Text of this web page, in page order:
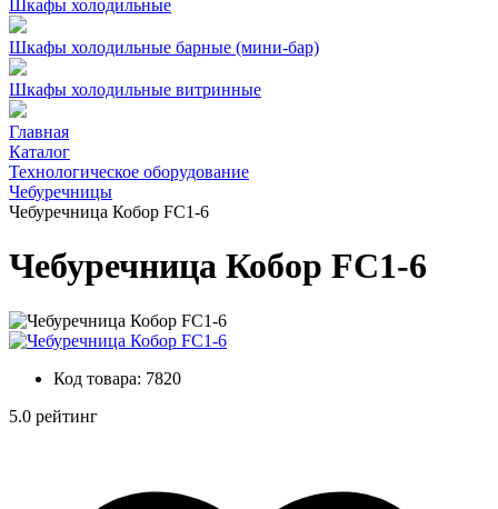
Шкафы холодильные
Шкафы холодильные барные (мини-бар)
Шкафы холодильные витринные
Главная
Каталог
Технологическое оборудование
Чебуречницы
Чебуречница Кобор FC1-6
Чебуречница Кобор FC1-6
Код товара: 7820
5.0 рейтинг